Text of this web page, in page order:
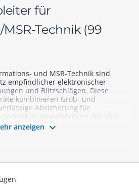
für
Technik (99
und MSR-Technik sind
empfindlicher elektronischer
und Blitzschlägen. Diese
kombinieren Grob- und
Absicherung für
Technik zu gewährleisten. Sie sind
Bereichen wie
und Mess- und
mit den besten Produkten aus
anzeigen 